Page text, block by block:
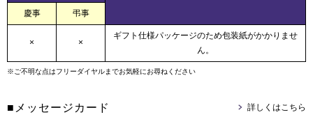
慶事
弔事
× ×
ギフト仕様パッケージのため包装紙がかかりませ
ん。
※ご不明な点はフリーダイヤルまでお気軽にお尋ねください
■メッセージカード